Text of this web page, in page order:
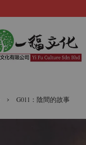
› G011：陰間的故事